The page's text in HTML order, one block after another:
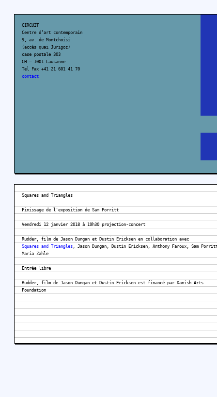
CIRCUIT
Centre d’art contemporain
9, av. de Montchoisi
(accès quai Jurigoz)
case postale 303
CH – 1001 Lausanne
Tel Fax +41 21 601 41 70
contact
Squares and Triangles
Finissage de l'exposition de Sam Porritt
Vendredi 12 janvier 2018 à 19h30 projection-concert
Rudder, film de Jason Dungan et Dustin Ericksen en collaboration avec
Squares and Triangles , Jason Dungan, Dustin Ericksen, Anthony Faroux, Sam
Maria Zahle
Entrée libre
Rudder, film de Jason Dungan et Dustin Ericksen est financé par Danish Arts
Foundation